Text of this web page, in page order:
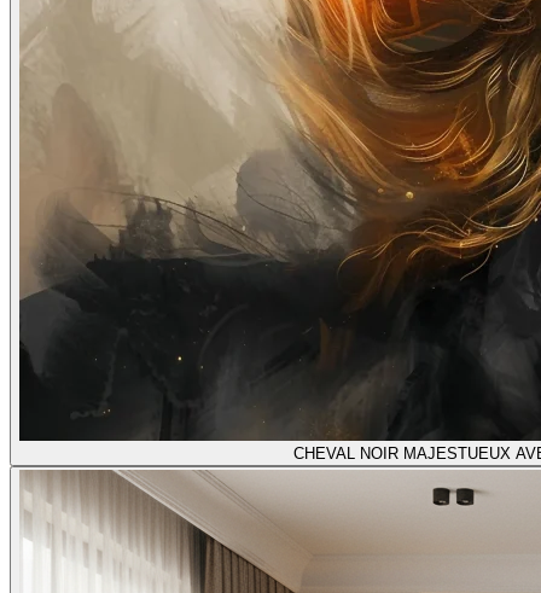
CHEVAL NOIR MAJESTUEUX